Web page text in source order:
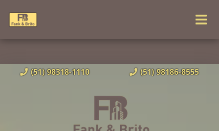
(51) 98318-1110 (51) 98186-8555